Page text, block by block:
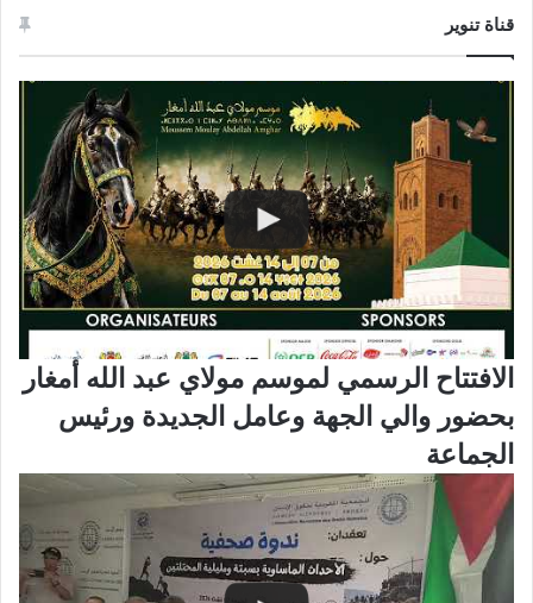
قناة تنوير
الافتتاح الرسمي لموسم مولاي عبد الله أمغار
بحضور والي الجهة وعامل الجديدة ورئيس
الجماعة